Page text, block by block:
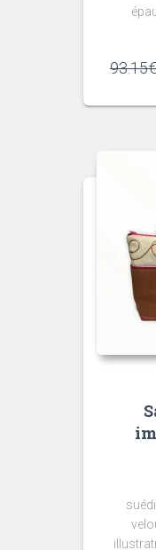
93.15€